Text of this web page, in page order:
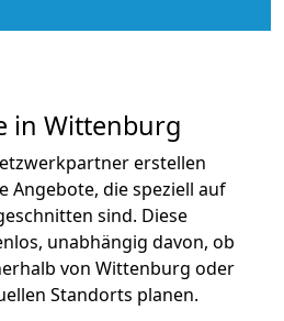
in Wittenburg
erstellen
Angebote, die speziell auf
sind. Diese
unabhängig davon, ob
von Wittenburg oder
Standorts planen.